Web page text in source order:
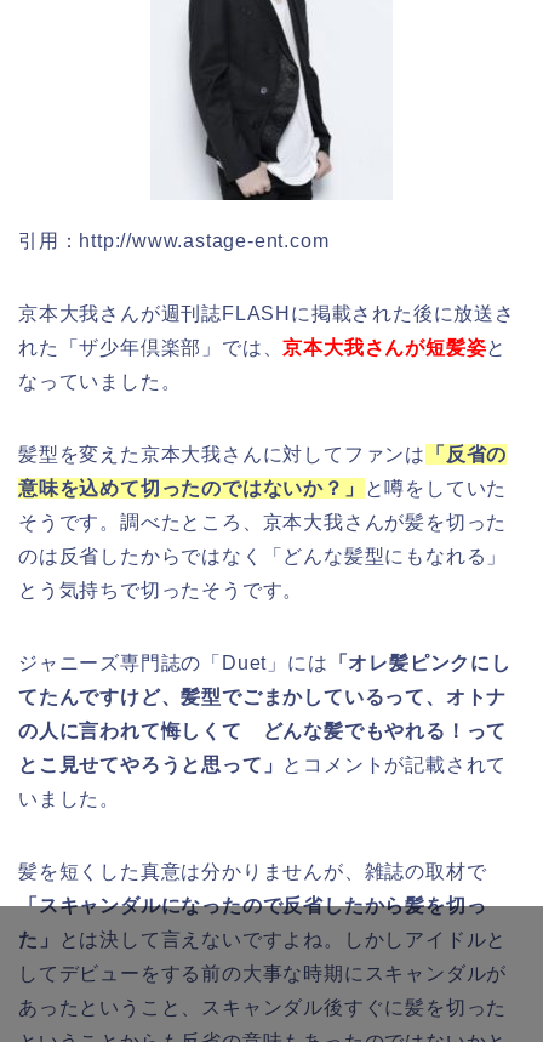
引用：http://www.astage-ent.com
京本大我さんが週刊誌FLASHに掲載された後に放送さ
れた「ザ少年倶楽部」では、京本大我さんが短髪姿と
なっていました。
髪型を変えた京本大我さんに対してファンは
「反省の
意味を込めて切ったのではないか？」
と噂をしていた
そうです。調べたところ、京本大我さんが髪を切った
のは反省したからではなく「どんな髪型にもなれる」
とう気持ちで切ったそうです。
ジャニーズ専門誌の「Duet」には 「オレ髪ピンクにし
てたんですけど、髪型でごまかしているって、オトナ
の人に言われて悔しくて どんな髪でもやれる！って
とこ見せてやろうと思って」 とコメントが記載されて
いました。
髪を短くした真意は分かりませんが、雑誌の取材で
「スキャンダルになったので反省したから髪を切っ
た」
とは決して言えないですよね。しかしアイドルと
してデビューをする前の大事な時期にスキャンダルが
あったということ、スキャンダル後すぐに髪を切った